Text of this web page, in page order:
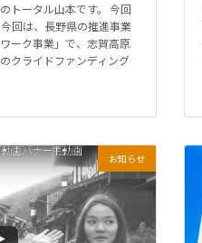
トータル山本です。 今回
回は、長野県の推進事業
ーク事業」で、志賀高原
クライドファンディング
お知らせ